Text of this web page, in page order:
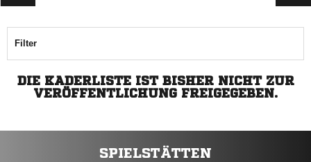
Filter
DIE KADERLISTE IST BISHER NICHT ZUR
VERÖFFENTLICHUNG FREIGEGEBEN.
SPIELSTÄTTEN